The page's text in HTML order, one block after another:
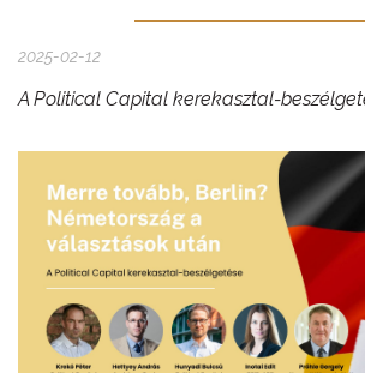
2025-02-12
A Political Capital kerekasztal-